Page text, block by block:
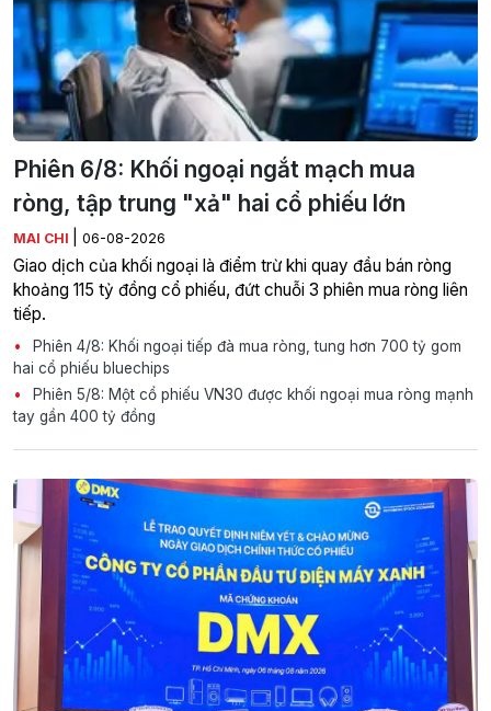
Phiên 6/8: Khối ngoại ngắt mạch mua
ròng, tập trung "xả" hai cổ phiếu lớn
MAI CHI 06-08-2026
Giao dịch của khối ngoại là điểm trừ khi quay đầu bán ròng
khoảng 115 tỷ đồng cổ phiếu, đứt chuỗi 3 phiên mua ròng liên
tiếp.
Phiên 4/8: Khối ngoại tiếp đà mua ròng, tung hơn 700 tỷ gom
hai cổ phiếu bluechips
Phiên 5/8: Một cổ phiếu VN30 được khối ngoại mua ròng mạnh
tay gần 400 tỷ đồng